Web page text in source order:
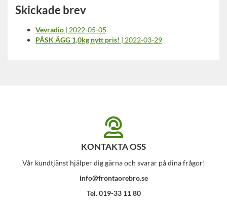
Skickade brev
Vevradio | 2022-05-05
PÅSK ÄGG 1,0kg nytt pris! | 2022-03-29
KONTAKTA OSS
Vår kundtjänst hjälper dig gärna och svarar på dina frågor!
info@frontaorebro.se
Tel. 019-33 11 80